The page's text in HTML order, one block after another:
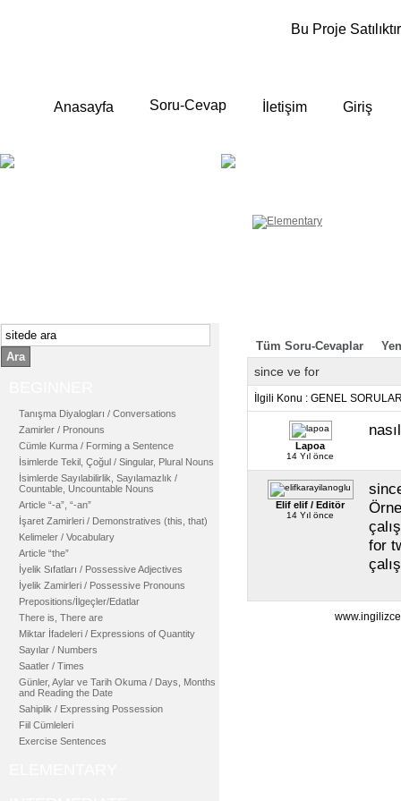
Bu Proje
Anasayfa Soru-Cevap İletişim Giriş
Ara
Tanışma Diyalogları / Conversations
Zamirler / Pronouns
Cümle Kurma / Forming a Sentence
İsimlerde Tekil, Çoğul / Singular, Plural Nouns
İsimlerde Sayılabilirlik, Sayılamazlık /
Countable, Uncountable Nouns
Article “-a”, “-an”
İşaret Zamirleri / Demonstratives (this, that)
Kelimeler / Vocabulary
Article “the”
İyelik Sıfatları / Possessive Adjectives
İyelik Zamirleri / Possessive Pronouns
Prepositions/İlgeçler/Edatlar
There is, There are
Miktar İfadeleri / Expressions of Quantity
Sayılar / Numbers
Saatler / Times
Günler, Aylar ve Tarih Okuma / Days, Months
and Reading the Date
Sahiplik / Expressing Possession
Fiil Cümleleri
Exercise Sentences
Tüm Soru-Cevaplar
since ve for
İlgili Konu : GENEL
Lapoa
14 Yıl önce
Elif elif / Editör
14 Yıl önce
for